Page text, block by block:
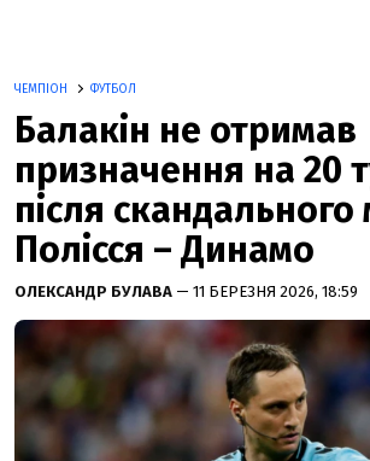
ЧЕМПІОН ФУТБОЛ
Балакін не отримав
призначення на 20
після скандального
Полісся – Динамо
ОЛЕКСАНДР БУЛАВА — 11 БЕРЕЗНЯ 2026, 18:59